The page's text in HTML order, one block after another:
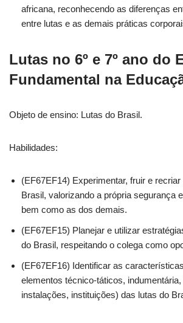
africana, reconhecendo as diferenças
entre lutas e as demais práticas
Lutas no 6º e 7º ano do
Fundamental na
Objeto de ensino: Lutas do Brasil.
Habilidades:
(EF67EF14) Experimentar, fruir e
Brasil, valorizando a própria segurança
bem como as dos demais.
(EF67EF15) Planejar e utilizar
do Brasil, respeitando o colega como
(EF67EF16) Identificar as
elementos técnico-táticos,
instalações, instituições) das lutas do